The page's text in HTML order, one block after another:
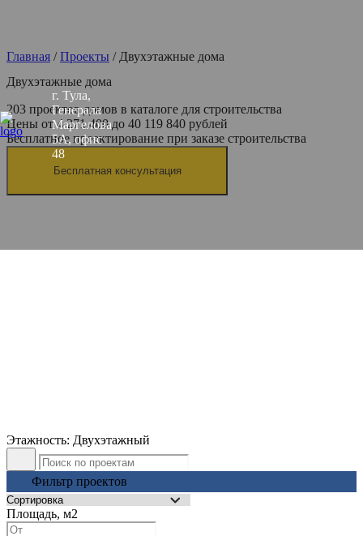
г. Тула,
Генерала
Маргелова
5А, офис
48
Главная /Проекты / Двухэтажные дома
Двухэтажные дома
203 проектов домов в каталоге для строительства
Цены от 4 271 400 до 40 119 840 рублей
Бесплатное проектирование при заказе строительства
Бесплатная консультация
Этажность: Двухэтажный
Фильтр проектов
Площадь, м2